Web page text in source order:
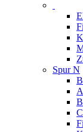
Spur N